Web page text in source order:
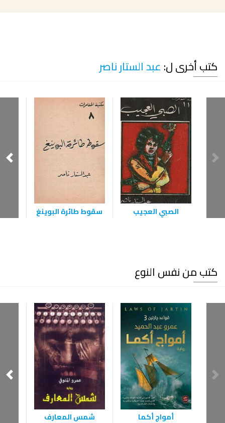
كتب أخرى ل: عبد الستار ناصر
الصبي العجيب سقوط طائرة البوينغ
كتب من نفس النوع
أمواج أكما شمس المعارف